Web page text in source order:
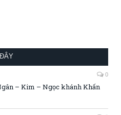
0
– Kim – Ngọc khánh Khấn